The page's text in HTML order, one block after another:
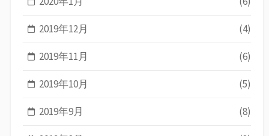
2019年12月 (4)
2019年11月 (6)
2019年10月 (5)
2019年9月 (8)